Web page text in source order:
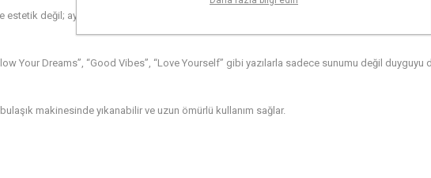
değil; aynı zamanda geçmişle bugünü buluşturan kültürel bir sembol.
Your Dreams”, “Good Vibes”, “Love Yourself” gibi yazılarla sadece sunumu değil duyguyu
makinesinde yıkanabilir ve uzun ömürlü kullanım sağlar.